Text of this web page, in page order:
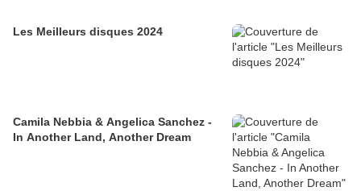
Les Meilleurs disques 2024
Camila Nebbia & Angelica Sanchez -
In Another Land, Another Dream